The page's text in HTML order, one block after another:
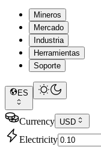
Mineros
Mercado
Industria
Herramientas
Soporte
ES
Currency USD
Electricity